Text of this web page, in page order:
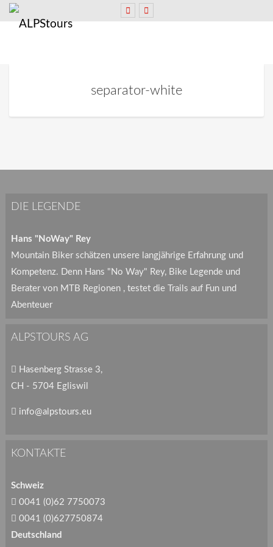
separator-white
DIE LEGENDE
Hans "NoWay" Rey
Mountain Biker schätzen unsere langjährige Erfahrung und
Kompetenz. Denn Hans "No Way" Rey, Bike Legende und
Berater von MTB Regionen , testet die Trails auf Fun und
Abenteuer
ALPSTOURS AG
Hasenberg Strasse 3,
CH - 5704 Egliswil
info@alpstours.eu
KONTAKTE
Schweiz
0041 (0)62 7750073
0041 (0)627750874
Deutschland